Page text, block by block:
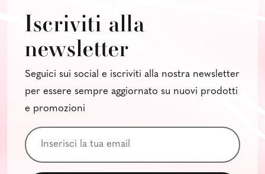
Iscriviti alla
newsletter
Seguici sui social e iscriviti alla nostra newsletter
per essere sempre aggiornato su nuovi prodotti
e promozioni